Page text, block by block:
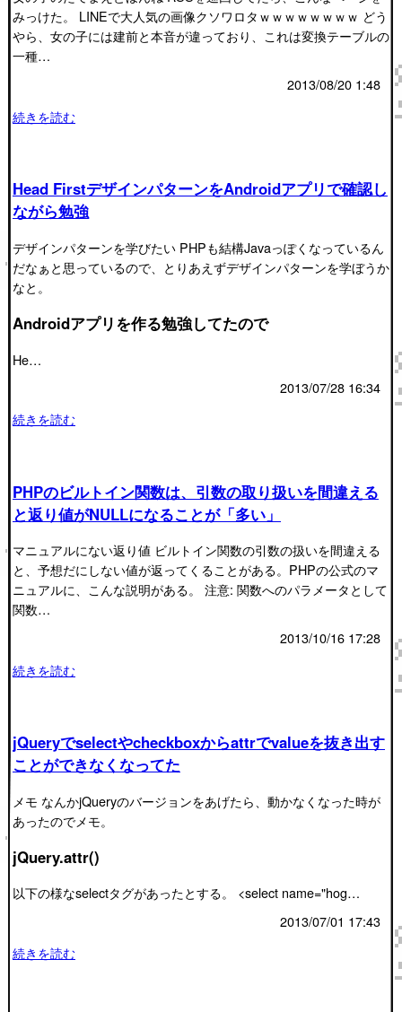
みっけた。 LINEで大人気の画像クソワロタｗｗｗｗｗｗｗｗ どう
やら、女の子には建前と本音が違っており、これは変換テーブルの
一種…
2013/08/20 1:48
続きを読む
Head FirstデザインパターンをAndroidアプリで確認し
ながら勉強
デザインパターンを学びたい PHPも結構Javaっぽくなっているん
だなぁと思っているので、とりあえずデザインパターンを学ぼうか
なと。
Androidアプリを作る勉強してたので
He…
2013/07/28 16:34
続きを読む
PHPのビルトイン関数は、引数の取り扱いを間違える
と返り値がNULLになることが「多い」
マニュアルにない返り値 ビルトイン関数の引数の扱いを間違える
と、予想だにしない値が返ってくることがある。PHPの公式のマ
ニュアルに、こんな説明がある。 注意: 関数へのパラメータとして
関数…
2013/10/16 17:28
続きを読む
jQueryでselectやcheckboxからattrでvalueを抜き出す
ことができなくなってた
メモ なんかjQueryのバージョンをあげたら、動かなくなった時が
あったのでメモ。
jQuery.attr()
以下の様なselectタグがあったとする。 <select name="hog…
2013/07/01 17:43
続きを読む